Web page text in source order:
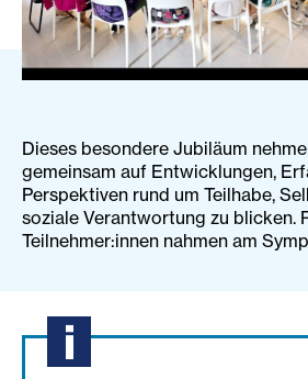
Dieses besondere Jubiläum
gemeinsam auf Entwicklungen,
Perspektiven rund um Teilhabe,
soziale Verantwortung zu blicken.
Teilnehmer:innen nahmen am